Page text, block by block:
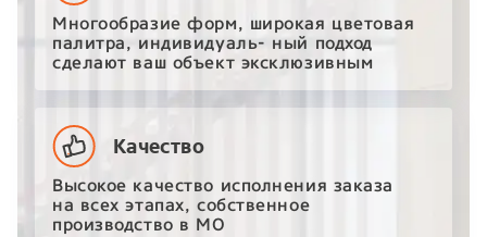
Многообразие форм, широкая цветовая
палитра, индивидуаль- ный подход
сделают ваш объект эксклюзивным
Качество
Высокое качество исполнения заказа
на всех этапах, собственное
производство в МО